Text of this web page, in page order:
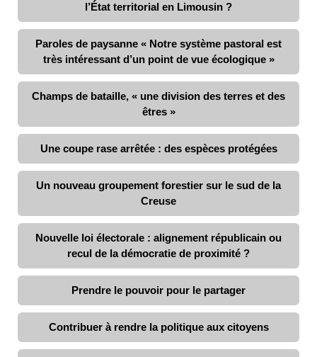
l’État territorial en Limousin ?
Paroles de paysanne « Notre système pastoral est
très intéressant d’un point de vue écologique »
Champs de bataille, « une division des terres et des
êtres »
Une coupe rase arrêtée : des espèces protégées
Un nouveau groupement forestier sur le sud de la
Creuse
Nouvelle loi électorale : alignement républicain ou
recul de la démocratie de proximité ?
Prendre le pouvoir pour le partager
Contribuer à rendre la politique aux citoyens